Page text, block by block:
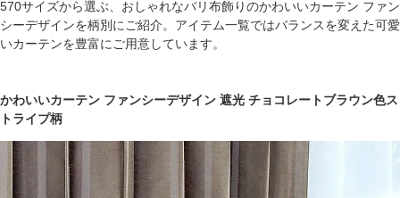
570サイズから選ぶ、おしゃれなバリ布飾りのかわいいカーテン ファン
シーデザインを柄別にご紹介。アイテム一覧ではバランスを変えた可愛
いカーテンを豊富にご用意しています。
かわいいカーテン ファンシーデザイン 遮光 チョコレートブラウン色ス
トライプ柄